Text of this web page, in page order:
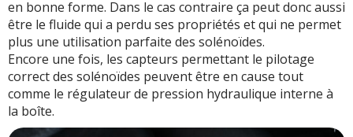
en bonne forme. Dans le cas contraire ça peut donc aussi
être le fluide qui a perdu ses propriétés et qui ne permet
plus une utilisation parfaite des solénoïdes.
Encore une fois, les capteurs permettant le pilotage
correct des solénoïdes peuvent être en cause tout
comme le régulateur de pression hydraulique interne à
la boîte.